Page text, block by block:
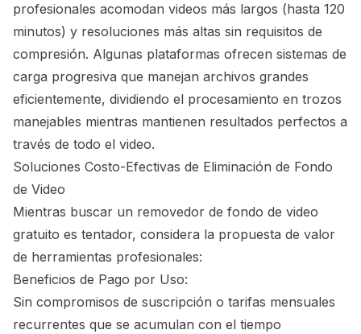
profesionales acomodan videos más largos (hasta 120
minutos) y resoluciones más altas sin requisitos de
compresión. Algunas plataformas ofrecen sistemas de
carga progresiva que manejan archivos grandes
eficientemente, dividiendo el procesamiento en trozos
manejables mientras mantienen resultados perfectos a
través de todo el video.
Soluciones Costo-Efectivas de Eliminación de Fondo
de Video
Mientras buscar un removedor de fondo de video
gratuito es tentador, considera la propuesta de valor
de herramientas profesionales:
Beneficios de Pago por Uso:
Sin compromisos de suscripción o tarifas mensuales
recurrentes que se acumulan con el tiempo